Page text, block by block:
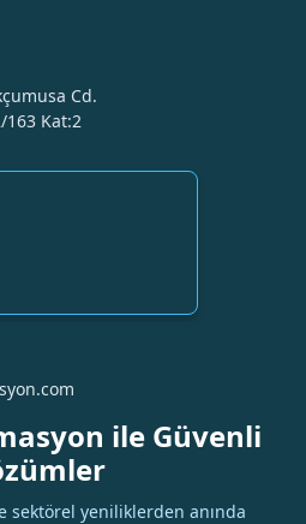
Cd.
163 Kat:2
ile Güvenli
sektörel yeniliklerden anında